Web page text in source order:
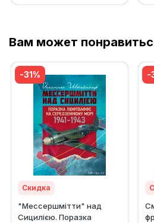
Вам может
Скидка
"Мессершмітти" над
Сицилією. Поразка
-31% -